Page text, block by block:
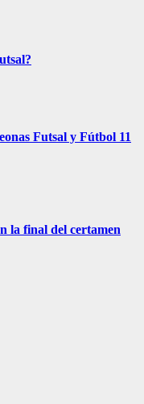
Futsal y Fútbol 11
la final del certamen